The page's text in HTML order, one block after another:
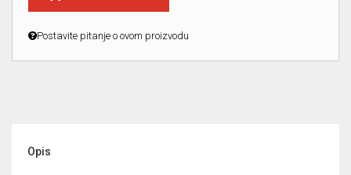
Postavite pitanje o ovom proizvodu
Opis